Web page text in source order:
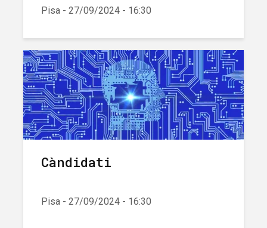
Pisa - 27/09/2024 - 16:30
Càndidati
Pisa - 27/09/2024 - 16:30